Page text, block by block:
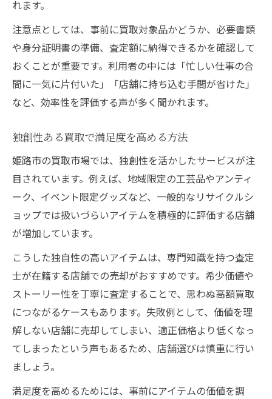
れます。
注意点としては、事前に買取対象品かどうか、必要書類
や身分証明書の準備、査定額に納得できるかを確認して
おくことが重要です。利用者の中には「忙しい仕事の合
間に一気に片付いた」「店舗に持ち込む手間が省けた」
など、効率性を評価する声が多く聞かれます。
独創性ある買取で満足度を高める方法
姫路市の買取市場では、独創性を活かしたサービスが注
目されています。例えば、地域限定の工芸品やアンティ
ーク、イベント限定グッズなど、一般的なリサイクルシ
ョップでは扱いづらいアイテムを積極的に評価する店舗
が増加しています。
こうした独自性の高いアイテムは、専門知識を持つ査定
士が在籍する店舗での売却がおすすめです。希少価値や
ストーリー性を丁寧に査定することで、思わぬ高額買取
につながるケースもあります。失敗例として、価値を理
解しない店舗に売却してしまい、適正価格より低くなっ
てしまったという声もあるため、店舗選びは慎重に行い
ましょう。
満足度を高めるためには、事前にアイテムの価値を調